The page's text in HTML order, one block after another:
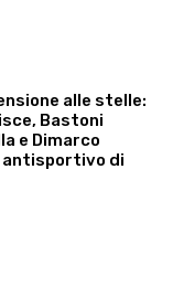
alle stelle:
Bastoni
e Dimarco
antisportivo di